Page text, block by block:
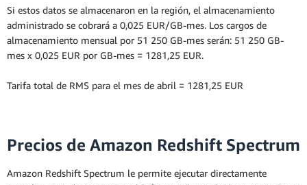
Si estos datos se almacenaron en la región, el almacenamiento
administrado se cobrará a 0,025 EUR/GB-mes. Los cargos de
almacenamiento mensual por 51 250 GB-mes serán: 51 250 GB-
mes x 0,025 EUR por GB-mes = 1281,25 EUR.
Tarifa total de RMS para el mes de abril = 1281,25 EUR
Precios de Amazon Redshift Spectrum
Amazon Redshift Spectrum le permite ejecutar directamente